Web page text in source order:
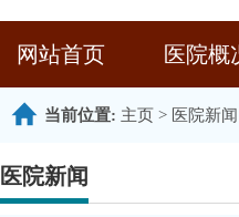
网站首页 医院概
当前位置: 主页 > 医院新闻
医院新闻